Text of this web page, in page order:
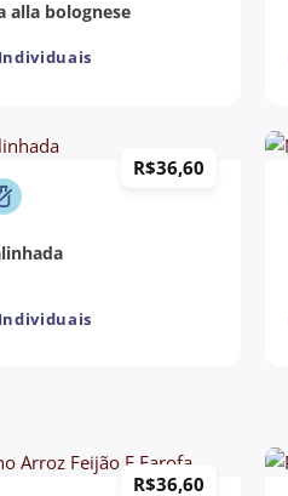
alla bolognese
R$36,60
R$36,60